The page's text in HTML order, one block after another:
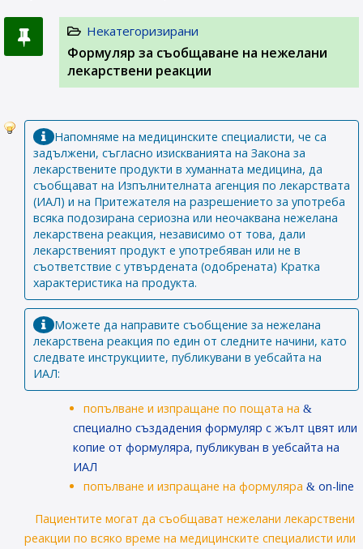
Некатегоризирани
Формуляр за съобщаване на нежелани
лекарствени реакции
Напомняме на медицинските специалисти, че са
задължени, съгласно изискванията на Закона за
лекарствените продукти в хуманната медицина, да
съобщават на Изпълнителната агенция по лекарствата
(ИАЛ) и на Притежателя на разрешението за употреба
всяка подозирана сериозна или неочаквана нежелана
лекарствена реакция, независимо от това, дали
лекарственият продукт е употребяван или не в
съответствие с утвърдената (одобрената) Кратка
характеристика на продукта.
Можете да направите съобщение за нежелана
лекарствена реакция по един от следните начини, като
следвате инструкциите, публикувани в уебсайта на
ИАЛ:
попълване и изпращане по пощата на
специално създадения формуляр с жълт цвят или
копие от формуляра, публикуван в уебсайта на
ИАЛ
попълване и изпращане на формуляра
on-line
Пациентите могат да съобщават нежелани лекарствени
реакции по всяко време на медицинските специалисти или